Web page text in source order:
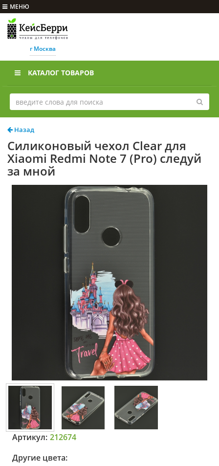
МЕНЮ
г Москва
КАТАЛОГ ТОВАРОВ
Назад
Силиконовый чехол Clear для
Xiaomi Redmi Note 7 (Pro) следуй
за мной
Артикул: 212674
Другие цвета: